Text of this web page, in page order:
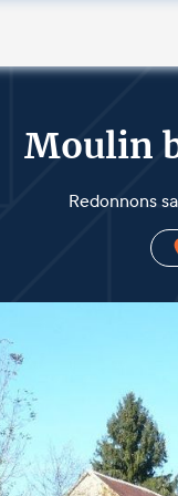
Moulin
Redonnons